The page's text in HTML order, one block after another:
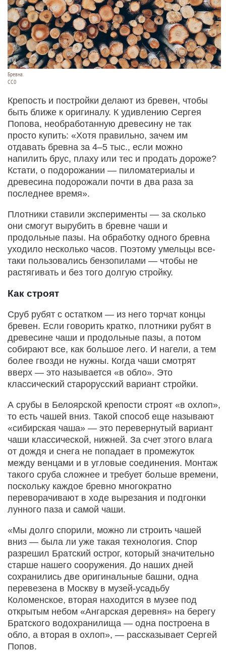
Бревна.
СС0
Крепость и постройки делают из бревен, чтобы
быть ближе к оригиналу. К удивлению Сергея
Попова, необработанную древесину не так
просто купить: «Хотя правильно, зачем им
отдавать бревна за 4–5 тыс., если можно
напилить брус, плаху или тес и продать дороже?
Кстати, о подорожании — пиломатериалы и
древесина подорожали почти в два раза за
последнее время».
Плотники ставили эксперименты — за сколько
они смогут вырубить в бревне чаши и
продольные пазы. На обработку одного бревна
уходило несколько часов. Поэтому умельцы все-
таки пользовались бензопилами — чтобы не
растягивать и без того долгую стройку.
Как строят
Сруб рубят с остатком — из него торчат концы
бревен. Если говорить кратко, плотники рубят в
древесине чаши и продольные пазы, а потом
собирают все, как большое лего. И нагели, а тем
более гвозди не нужны. Когда чаши смотрят
вверх — это называется «в обло». Это
классический старорусский вариант стройки.
А срубы в Белоярской крепости строят «в охлоп»,
то есть чашей вниз. Такой способ еще называют
«сибирская чаша» — это перевернутый вариант
чаши классической, нижней. За счет этого влага
от дождя и снега не попадает в промежуток
между венцами и в угловые соединения. Монтаж
такого сруба сложнее и требует больше времени,
поскольку каждое бревно многократно
переворачивают в ходе вырезания и подгонки
лунного паза и самой чаши.
«Мы долго спорили, можно ли строить чашей
вниз — была ли уже такая технология. Спор
разрешил Братский острог, который значительно
старше нашего сооружения. До наших дней
сохранились две оригинальные башни, одна
перевезена в Москву в музей-усадьбу
Коломенское, вторая находится в музее под
открытым небом «Ангарская деревня» на берегу
Братского водохранилища — одна построена в
обло, а вторая в охлоп», — рассказывает Сергей
Попов.